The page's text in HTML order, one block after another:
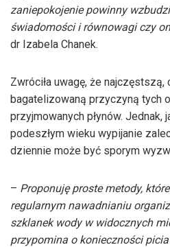
zaniepokojenie powinny
świadomości i równowagi czy
dr Izabela Chanek.
Zwróciła uwagę, że najczęstszą,
bagatelizowaną przyczyną tych
przyjmowanych płynów. Jednak,
podeszłym wieku wypijanie
dziennie może być sporym
– Proponuję proste metody,
regularnym nawadnianiu
szklanek wody w widocznych
przypomina o konieczności picia